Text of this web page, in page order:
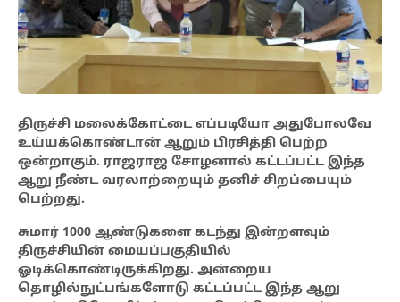
திருச்சி மலைக்கோட்டை எப்படியோ அதுபோலவே
உய்யக்கொண்டான் ஆறும் பிரசித்தி பெற்ற
ஒன்றாகும். ராஜராஜ சோழனால் கட்டப்பட்ட இந்த
ஆறு நீண்ட வரலாற்றையும் தனிச் சிறப்பையும்
பெற்றது.
சுமார் 1000 ஆண்டுகளை கடந்து இன்றளவும்
திருச்சியின் மையப்பகுதியில்
ஓடிக்கொண்டிருக்கிறது. அன்றைய
தொழில்நுட்பங்களோடு கட்டப்பட்ட இந்த ஆறு